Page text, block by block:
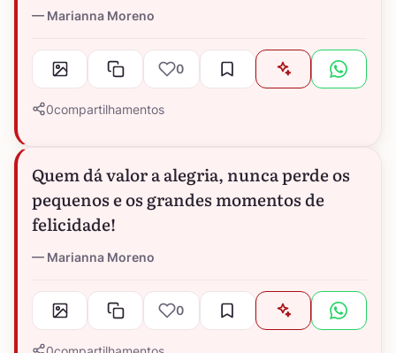
Marianna Moreno
0
0compartilhamentos
Quem dá valor a alegria, nunca perde os
pequenos e os grandes momentos de
felicidade!
Marianna Moreno
0